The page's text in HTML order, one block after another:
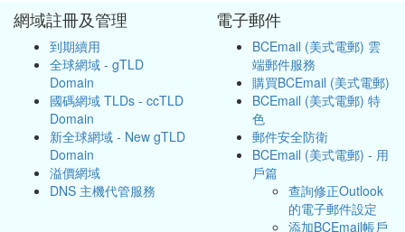
網域註冊及管理
到期續用
全球網域 - gTLD
Domain
國碼網域 TLDs - ccTLD
Domain
新全球網域 - New gTLD
Domain
溢價網域
DNS 主機代管服務
電子郵件
BCEmail (美式電郵) 雲
端郵件服務
購買BCEmail (美式電郵)
BCEmail (美式電郵) 特
色
郵件安全防衛
BCEmail (美式電郵) - 用
戶篇
查詢修正Outlook
的電子郵件設定
添加BCEmail帳戶